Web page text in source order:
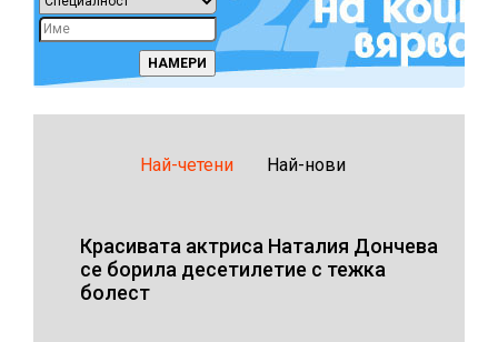
Най-четени Най-нови
Красивата актриса Наталия Дончева
се борила десетилетие с тежка
болест